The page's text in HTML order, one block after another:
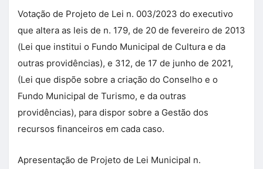
Votação de Projeto de Lei n. 003/2023 do executivo
que altera as leis de n. 179, de 20 de fevereiro de 2013
(Lei que institui o Fundo Municipal de Cultura e da
outras providências), e 312, de 17 de junho de 2021,
(Lei que dispõe sobre a criação do Conselho e o
Fundo Municipal de Turismo, e da outras
providências), para dispor sobre a Gestão dos
recursos financeiros em cada caso.
Apresentação de Projeto de Lei Municipal n.